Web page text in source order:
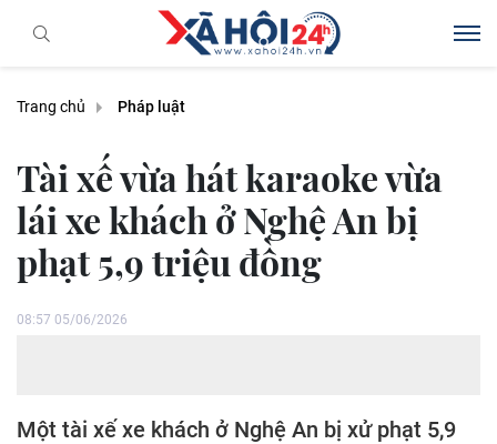
Trang chủ Pháp luật
Tài xế vừa hát karaoke vừa
lái xe khách ở Nghệ An bị
phạt 5,9 triệu đồng
08:57 05/06/2026
Một tài xế xe khách ở Nghệ An bị xử phạt 5,9